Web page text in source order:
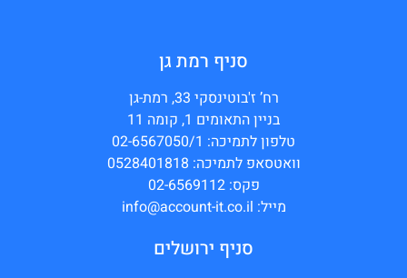
סניף רמת גן
רח’ ז'בוטינסקי 33, רמת-גן
בניין התאומים 1, קומה 11
טלפון לתמיכה: 02-6567050/1
וואטסאפ לתמיכה: 0528401818
פקס: 02-6569112
מייל: info@account-it.co.il
סניף ירושלים